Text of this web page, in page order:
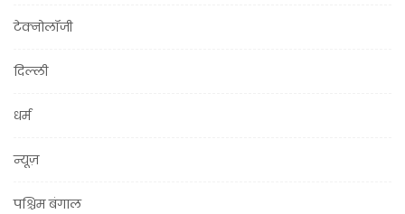
टेक्नोलॉजी
दिल्ली
धर्म
न्यूज़
पश्चिम बंगाल